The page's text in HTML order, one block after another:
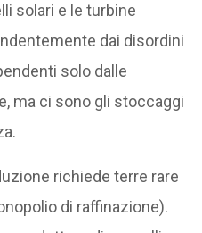
solari e le turbine
dai disordini
solo dalle
ma ci sono gli stoccaggi
richiede terre rare
di raffinazione).